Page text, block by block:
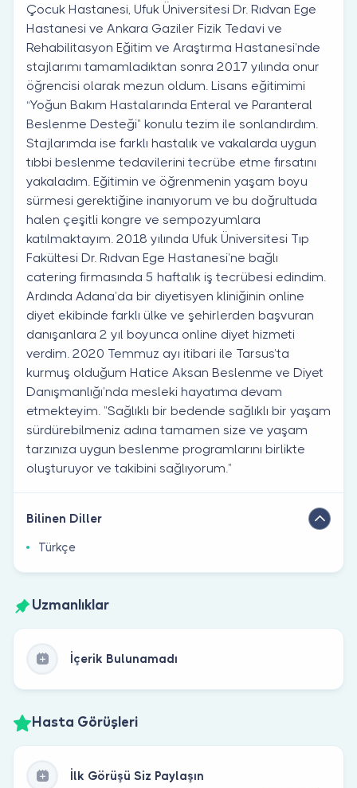
Çocuk Hastanesi, Ufuk Üniversitesi Dr. Rıdvan Ege
Hastanesi ve Ankara Gaziler Fizik Tedavi ve
Rehabilitasyon Eğitim ve Araştırma Hastanesi’nde
stajlarımı tamamladıktan sonra 2017 yılında onur
öğrencisi olarak mezun oldum. Lisans eğitimimi
“Yoğun Bakım Hastalarında Enteral ve Paranteral
Beslenme Desteği” konulu tezim ile sonlandırdım.
Stajlarımda ise farklı hastalık ve vakalarda uygun
tıbbi beslenme tedavilerini tecrübe etme fırsatını
yakaladım. Eğitimin ve öğrenmenin yaşam boyu
sürmesi gerektiğine inanıyorum ve bu doğrultuda
halen çeşitli kongre ve sempozyumlara
katılmaktayım. 2018 yılında Ufuk Üniversitesi Tıp
Fakültesi Dr. Rıdvan Ege Hastanesi’ne bağlı
catering firmasında 5 haftalık iş tecrübesi edindim.
Ardında Adana’da bir diyetisyen kliniğinin online
diyet ekibinde farklı ülke ve şehirlerden başvuran
danışanlara 2 yıl boyunca online diyet hizmeti
verdim. 2020 Temmuz ayı itibari ile Tarsus’ta
kurmuş olduğum Hatice Aksan Beslenme ve Diyet
Danışmanlığı’nda mesleki hayatıma devam
etmekteyim. ”Sağlıklı bir bedende sağlıklı bir yaşam
sürdürebilmeniz adına tamamen size ve yaşam
tarzınıza uygun beslenme programlarını birlikte
oluşturuyor ve takibini sağlıyorum.”
Bilinen Diller
Türkçe
Uzmanlıklar
İçerik Bulunamadı
Hasta Görüşleri
İlk Görüşü Siz Paylaşın